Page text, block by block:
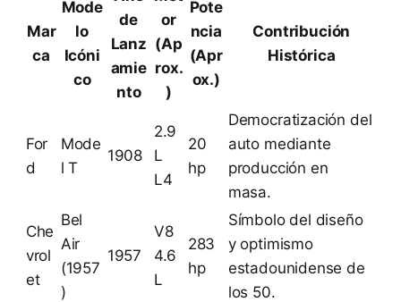
Mar
ca
Mode
lo
Icóni
co
de
Lanz
amie
nto
or
(Ap
rox.
)
Pote
ncia
(Apr
ox.)
Contribución
Histórica
For
d
Mode
l T
1908
2.9
L
L4
20
hp
Democratización del
auto mediante
producción en
masa.
Che
vrol
et
Bel
Air
(1957
)
1957
V8
4.6
L
283
hp
Símbolo del diseño
y optimismo
estadounidense de
los 50.